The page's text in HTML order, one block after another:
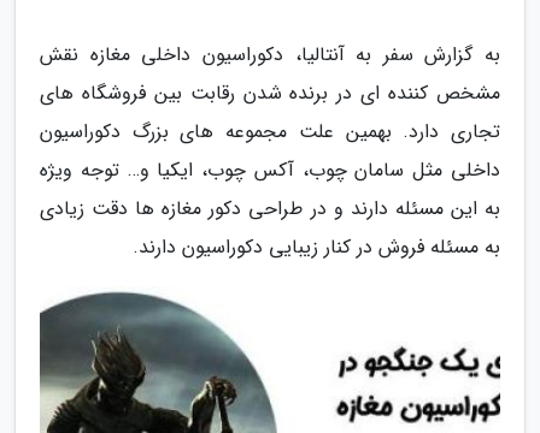
به گزارش سفر به آنتالیا، دکوراسیون داخلی مغازه نقش
مشخص کننده ای در برنده شدن رقابت بین فروشگاه های
تجاری دارد. بهمین علت مجموعه های بزرگ دکوراسیون
داخلی مثل سامان چوب، آکس چوب، ایکیا و… توجه ویژه
به این مسئله دارند و در طراحی دکور مغازه ها دقت زیادی
به مسئله فروش در کنار زیبایی دکوراسیون دارند.